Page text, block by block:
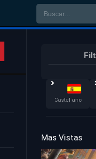
Castellano
Mas Vistas